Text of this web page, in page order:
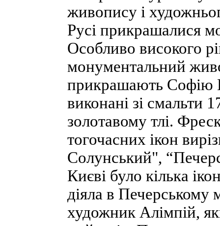
живопису і
Русі прикрашалися
Особливо високого
монументальний
прикрашають Софію
виконані зі смальти
золотавому тлі.
тогочасних ікон
Солунський",
Києві було кілька
діяла в Печерському
художник Алімпій,